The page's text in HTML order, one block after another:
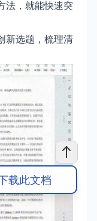
法，就能快速突
新选题，梳理清
载此文档